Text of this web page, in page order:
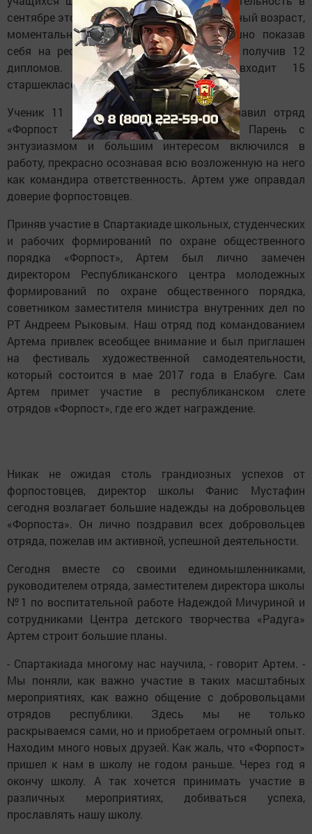
сентябре этого года и, несмотря на свой юный возраст,
моментально продвинулся вперед, успешно показав
себя на республиканской спартакиаде и получив 12
дипломов. В состав объединения входит 15
старшеклассников.
Ученик 11 класса Артем Филипов возглавил отряд
«Форпост - Эдельвейс» школы №1. Парень с
энтузиазмом и большим интересом включился в
работу, прекрасно осознавая всю возложенную на него
как командира ответственность. Артем уже оправдал
доверие форпостовцев.
Приняв участие в Спартакиаде школьных, студенческих
и рабочих формирований по охране общественного
порядка «Форпост», Артем был лично замечен
директором Республиканского центра молодежных
формирований по охране общественного порядка,
советником заместителя министра внутренних дел по
РТ Андреем Рыковым. Наш отряд под командованием
Артема привлек всеобщее внимание и был приглашен
на фестиваль художественной самодеятельности,
который состоится в мае 2017 года в Елабуге. Сам
Артем примет участие в республиканском слете
отрядов «Форпост», где его ждет награждение.
Никак не ожидая столь грандиозных успехов от
форпостовцев, директор школы Фанис Мустафин
сегодня возлагает большие надежды на добровольцев
«Форпоста». Он лично поздравил всех добровольцев
отряда, пожелав им активной, успешной деятельности.
Сегодня вместе со своими единомышленниками,
руководителем отряда, заместителем директора школы
№1 по воспитательной работе Надеждой Мичуриной и
сотрудниками Центра детского творчества «Радуга»
Артем строит большие планы.
- Спартакиада многому нас научила, - говорит Артем. -
Мы поняли, как важно участие в таких масштабных
мероприятиях, как важно общение с добровольцами
отрядов республики. Здесь мы не только
раскрываемся сами, но и приобретаем огромный опыт.
Находим много новых друзей. Как жаль, что «Форпост»
пришел к нам в школу не годом раньше. Через год я
окончу школу. А так хочется принимать участие в
различных мероприятиях, добиваться успеха,
прославлять нашу школу.